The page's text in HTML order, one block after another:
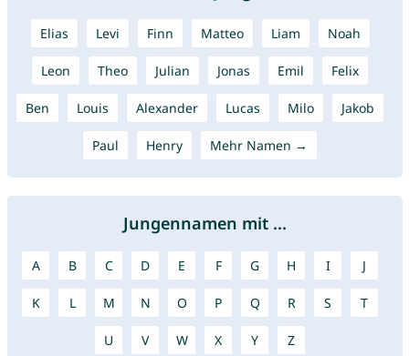
Elias Levi Finn Matteo Liam Noah
Leon Theo Julian Jonas Emil Felix
Ben Louis Alexander Lucas Milo Jakob
Paul Henry Mehr Namen →
Jungennamen mit ...
A B C D E F G H I J
K L M N O P Q R S T
U V W X Y Z